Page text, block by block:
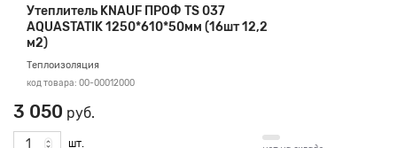
Утеплитель KNAUF ПРОФ TS 037
AQUASTATIK 1250*610*50мм (16шт 12,2
м2)
Теплоизоляция
код товара: 00-00012000
3 050 руб.
шт.